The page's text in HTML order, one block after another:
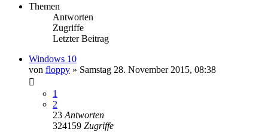
Themen
Antworten
Zugriffe
Letzter Beitrag
Windows 10
von floppy » Samstag 28. November 2015, 08:38
1
2
23 Antworten
324159 Zugriffe